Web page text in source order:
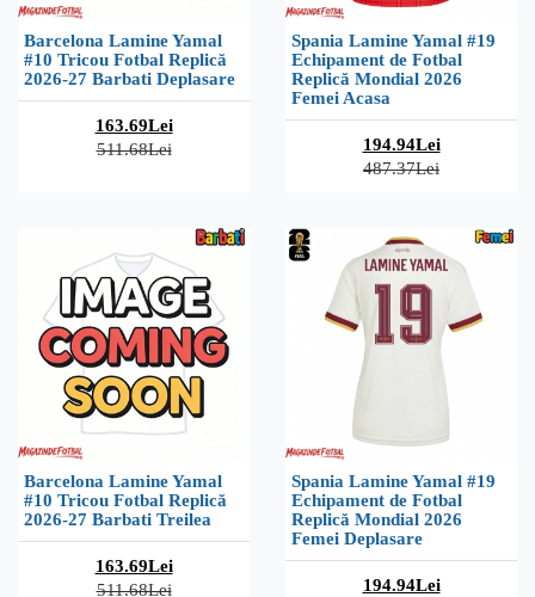
Barcelona Lamine Yamal
#10 Tricou Fotbal Replică
2026-27 Barbati Deplasare
163.69Lei
511.68Lei
Spania Lamine Yamal #19
Echipament de Fotbal
Replică Mondial 2026
Femei Acasa
194.94Lei
487.37Lei
Barcelona Lamine Yamal
#10 Tricou Fotbal Replică
2026-27 Barbati Treilea
163.69Lei
511.68Lei
Spania Lamine Yamal #19
Echipament de Fotbal
Replică Mondial 2026
Femei Deplasare
194.94Lei